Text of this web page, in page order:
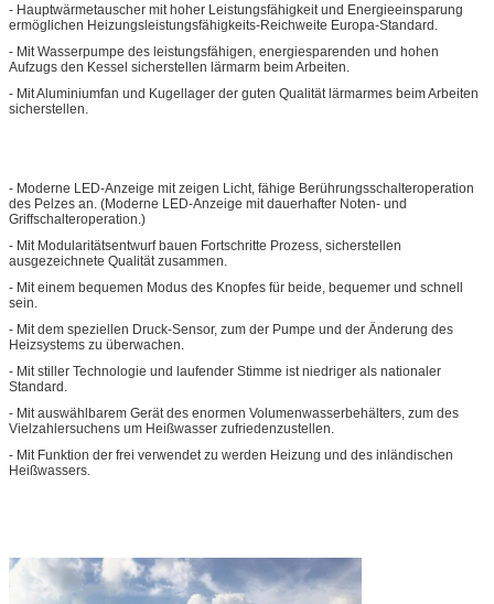
- Hauptwärmetauscher mit hoher Leistungsfähigkeit und Energieeinsparung
ermöglichen Heizungsleistungsfähigkeits-Reichweite Europa-Standard.
- Mit Wasserpumpe des leistungsfähigen, energiesparenden und hohen
Aufzugs den Kessel sicherstellen lärmarm beim Arbeiten.
- Mit Aluminiumfan und Kugellager der guten Qualität lärmarmes beim Arbeiten
sicherstellen.
- Moderne LED-Anzeige mit zeigen Licht, fähige Berührungsschalteroperation
des Pelzes an. (Moderne LED-Anzeige mit dauerhafter Noten- und
Griffschalteroperation.)
- Mit Modularitätsentwurf bauen Fortschritte Prozess, sicherstellen
ausgezeichnete Qualität zusammen.
- Mit einem bequemen Modus des Knopfes für beide, bequemer und schnell
sein.
- Mit dem speziellen Druck-Sensor, zum der Pumpe und der Änderung des
Heizsystems zu überwachen.
- Mit stiller Technologie und laufender Stimme ist niedriger als nationaler
Standard.
- Mit auswählbarem Gerät des enormen Volumenwasserbehälters, zum des
Vielzahlersuchens um Heißwasser zufriedenzustellen.
- Mit Funktion der frei verwendet zu werden Heizung und des inländischen
Heißwassers.